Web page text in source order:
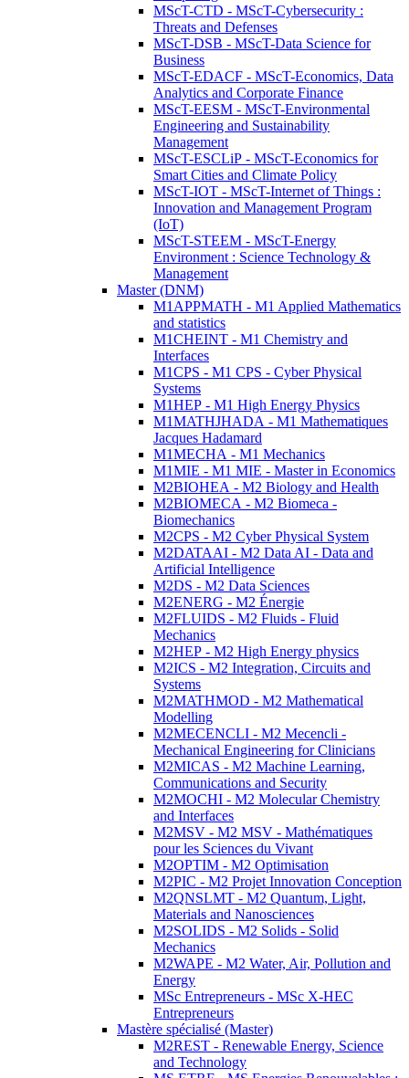
MScT-CTD - MScT-Cybersecurity :
Threats and Defenses
MScT-DSB - MScT-Data Science for
Business
MScT-EDACF - MScT-Economics, Data
Analytics and Corporate Finance
MScT-EESM - MScT-Environmental
Engineering and Sustainability
Management
MScT-ESCLiP - MScT-Economics for
Smart Cities and Climate Policy
MScT-IOT - MScT-Internet of Things :
Innovation and Management Program
(IoT)
MScT-STEEM - MScT-Energy
Environment : Science Technology &
Management
Master (DNM)
M1APPMATH - M1 Applied Mathematics
and statistics
M1CHEINT - M1 Chemistry and
Interfaces
M1CPS - M1 CPS - Cyber Physical
Systems
M1HEP - M1 High Energy Physics
M1MATHJHADA - M1 Mathematiques
Jacques Hadamard
M1MECHA - M1 Mechanics
M1MIE - M1 MIE - Master in Economics
M2BIOHEA - M2 Biology and Health
M2BIOMECA - M2 Biomeca -
Biomechanics
M2CPS - M2 Cyber Physical System
M2DATAAI - M2 Data AI - Data and
Artificial Intelligence
M2DS - M2 Data Sciences
M2ENERG - M2 Énergie
M2FLUIDS - M2 Fluids - Fluid
Mechanics
M2HEP - M2 High Energy physics
M2ICS - M2 Integration, Circuits and
Systems
M2MATHMOD - M2 Mathematical
Modelling
M2MECENCLI - M2 Mecencli -
Mechanical Engineering for Clinicians
M2MICAS - M2 Machine Learning,
Communications and Security
M2MOCHI - M2 Molecular Chemistry
and Interfaces
M2MSV - M2 MSV - Mathématiques
pour les Sciences du Vivant
M2OPTIM - M2 Optimisation
M2PIC - M2 Projet Innovation Conception
M2QNSLMT - M2 Quantum, Light,
Materials and Nanosciences
M2SOLIDS - M2 Solids - Solid
Mechanics
M2WAPE - M2 Water, Air, Pollution and
Energy
MSc Entrepreneurs - MSc X-HEC
Entrepreneurs
Mastère spécialisé (Master)
M2REST - Renewable Energy, Science
and Technology